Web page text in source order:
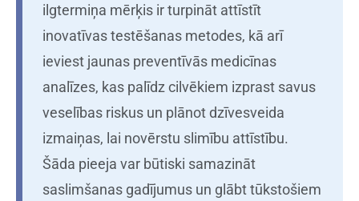
ilgtermiņa mērķis ir turpināt attīstīt
inovatīvas testēšanas metodes, kā arī
ieviest jaunas preventīvās medicīnas
analīzes, kas palīdz cilvēkiem izprast savus
veselības riskus un plānot dzīvesveida
izmaiņas, lai novērstu slimību attīstību.
Šāda pieeja var būtiski samazināt
saslimšanas gadījumus un glābt tūkstošiem